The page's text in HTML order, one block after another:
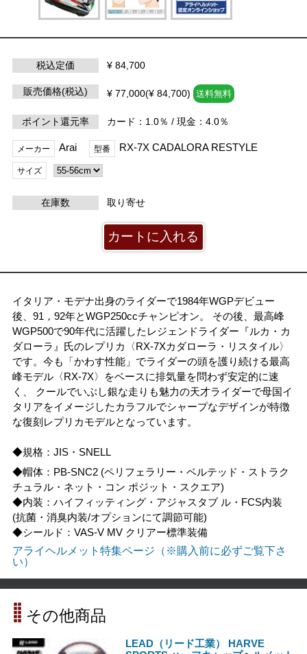
税込定価 ¥ 84,700
販売価格(税込) ¥ 77,000(¥ 84,700) 送料無料
ポイント還元率 カード：1.0％ / 現金：4.0％
メーカー Arai 型番 RX-7X CADALORA RESTYLE
サイズ
在庫数 取り寄せ
イタリア・モデナ出身のライダーで1984年WGPデビュー
後、91，92年とWGP250ccチャンピオン。 その後、最高峰
WGP500で90年代に活躍したレジェンドライダー『ルカ・カ
ダローラ』氏のレプリカ〈RX-7Xカダローラ・リスタイル〉
です。今も「かわす性能」でライダーの頭を護り続ける最高
峰モデル〈RX-7X〉をベースに排気量を問わず安定的に速
く、 クールでいぶし銀な走りも魅力の天才ライダーで母国イ
タリアをイメージしたカラフルでシャープなデザインが特徴
な復刻レプリカモデルとなっています。
◆規格：JIS・SNELL
◆帽体：PB-SNC2 (ペリフェラリー・ベルテッド・ストラク
チュラル・ネット・コン ポジット・スクエア)
◆内装：ハイフィッティング・アジャスタブ ル・FCS内装
(抗菌・消臭内装/オプションにて調節可能)
◆シールド：VAS-V MV クリアー標準装備
アライヘルメット特集ページ（※購入前に必ずご覧下さ
い）
その他商品
LEAD（リード工業） HARVE